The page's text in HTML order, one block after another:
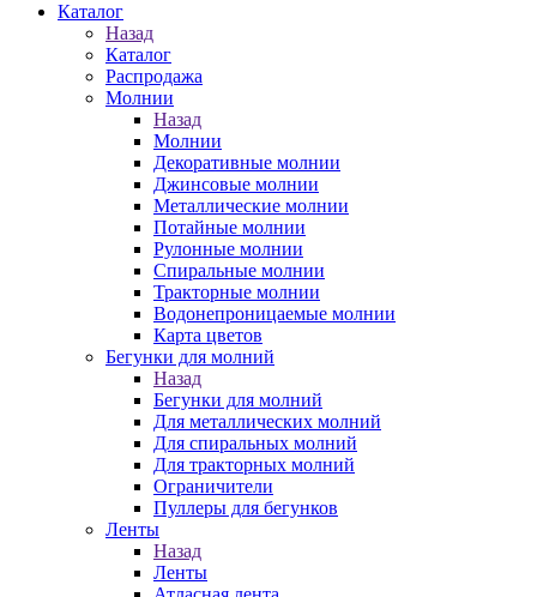
Каталог
Назад
Каталог
Распродажа
Молнии
Назад
Молнии
Декоративные молнии
Джинсовые молнии
Металлические молнии
Потайные молнии
Рулонные молнии
Спиральные молнии
Тракторные молнии
Водонепроницаемые молнии
Карта цветов
Бегунки для молний
Назад
Бегунки для молний
Для металлических молний
Для спиральных молний
Для тракторных молний
Ограничители
Пуллеры для бегунков
Ленты
Назад
Ленты